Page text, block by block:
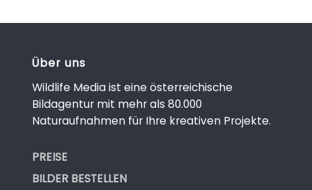
Über uns
Wildlife Media ist eine österreichische
Bildagentur mit mehr als 80.000
Naturaufnahmen für Ihre kreativen Projekte.
PREISE
BILDER BESTELLEN